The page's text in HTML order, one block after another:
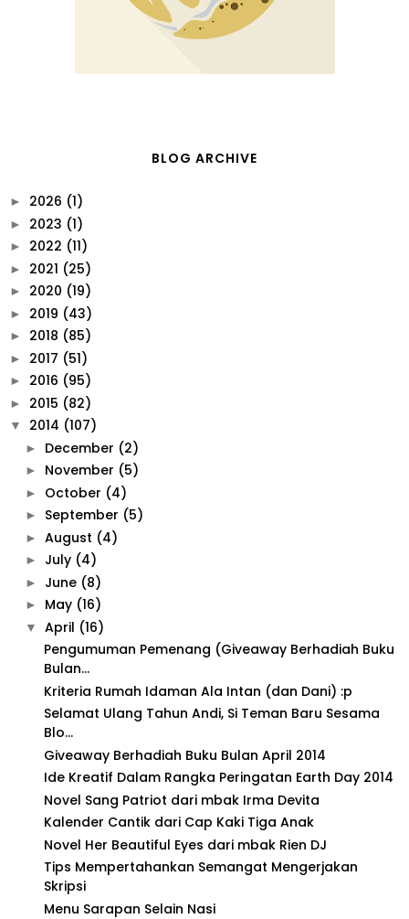
BLOG ARCHIVE
► 2026 (1)
► 2023 (1)
► 2022 (11)
► 2021 (25)
► 2020 (19)
► 2019 (43)
► 2018 (85)
► 2017 (51)
► 2016 (95)
► 2015 (82)
▼ 2014 (107)
► December (2)
► November (5)
► October (4)
► September (5)
► August (4)
► July (4)
► June (8)
► May (16)
▼ April (16)
Pengumuman Pemenang (Giveaway Berhadiah Buku
Bulan...
Kriteria Rumah Idaman Ala Intan (dan Dani) :p
Selamat Ulang Tahun Andi, Si Teman Baru Sesama
Blo...
Giveaway Berhadiah Buku Bulan April 2014
Ide Kreatif Dalam Rangka Peringatan Earth Day 2014
Novel Sang Patriot dari mbak Irma Devita
Kalender Cantik dari Cap Kaki Tiga Anak
Novel Her Beautiful Eyes dari mbak Rien DJ
Tips Mempertahankan Semangat Mengerjakan
Skripsi
Menu Sarapan Selain Nasi